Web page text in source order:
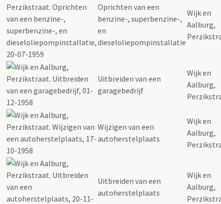
Oprichten van een
benzine-, superbenzine-,
en
dieseloliepompinstallatie
Wijk en
Aalburg,
Uitbreiden van een
garagebedrijf
Wijk en
Aalburg,
Wijzigen van een
autoherstelplaats
Wijk en
Aalburg,
Uitbreiden van een
autoherstelplaats
Wijk en
Aalburg,